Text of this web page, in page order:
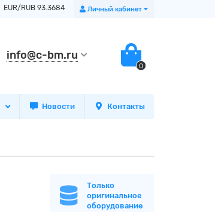
Личный кабинет
EUR/RUB 93.3684
info@c-bm.ru
0
Новости Контакты
Только
оригинальное
оборудование